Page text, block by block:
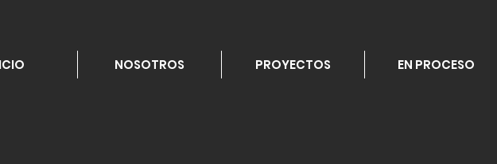
NOSOTROS PROYECTOS EN PROCESO